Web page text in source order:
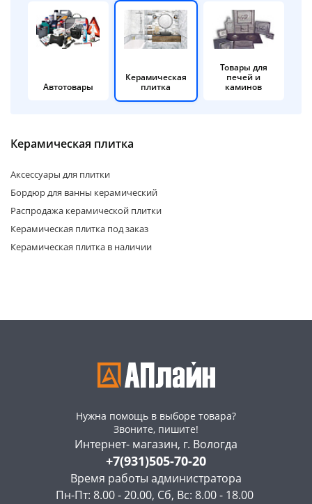
Автотовары
Керамическая
плитка
Товары для
печей и
каминов
Керамическая плитка
Аксессуары для плитки
Бордюр для ванны керамический
Распродажа керамической плитки
Керамическая плитка под заказ
Керамическая плитка в наличии
Нужна помощь в выборе товара?
Звоните, пишите!
Интернет- магазин, г. Вологда
+7(931)505-70-20
Время работы администратора
Пн-Пт: 8.00 - 20.00, Сб, Вс: 8.00 - 18.00
недели